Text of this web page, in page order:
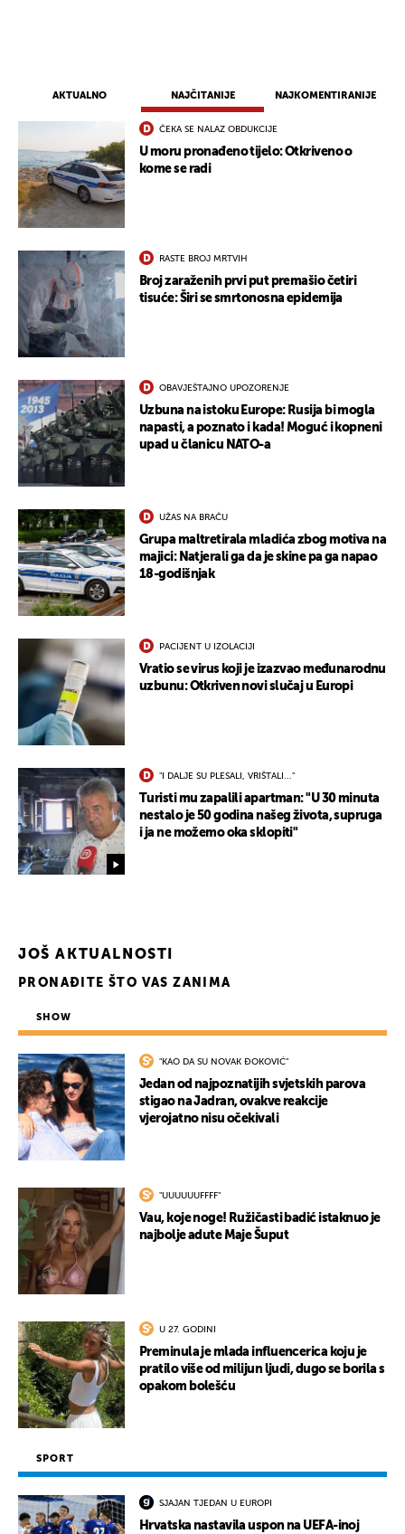
AKTUALNO NAJČITANIJE NAJKOMENTIRANIJE
ČEKA SE NALAZ OBDUKCIJE
U moru pronađeno tijelo: Otkriveno o
kome se radi
RASTE BROJ MRTVIH
Broj zaraženih prvi put premašio četiri
tisuće: Širi se smrtonosna epidemija
OBAVJEŠTAJNO UPOZORENJE
Uzbuna na istoku Europe: Rusija bi mogla
napasti, a poznato i kada! Moguć i kopneni
upad u članicu NATO-a
UŽAS NA BRAČU
Grupa maltretirala mladića zbog motiva na
majici: Natjerali ga da je skine pa ga napao
18-godišnjak
PACIJENT U IZOLACIJI
Vratio se virus koji je izazvao međunarodnu
uzbunu: Otkriven novi slučaj u Europi
"I DALJE SU PLESALI, VRIŠTALI..."
Turisti mu zapalili apartman: "U 30 minuta
nestalo je 50 godina našeg života, supruga
i ja ne možemo oka sklopiti"
JOŠ AKTUALNOSTI
PRONAĐITE ŠTO VAS ZANIMA
SHOW
"KAO DA SU NOVAK ĐOKOVIĆ"
Jedan od najpoznatijih svjetskih parova
stigao na Jadran, ovakve reakcije
vjerojatno nisu očekivali
"UUUUUUFFFF"
Vau, koje noge! Ružičasti badić istaknuo je
najbolje adute Maje Šuput
U 27. GODINI
Preminula je mlada influencerica koju je
pratilo više od milijun ljudi, dugo se borila s
opakom bolešću
SPORT
SJAJAN TJEDAN U EUROPI
Hrvatska nastavila uspon na UEFA-inoj
UKLJUČITE NOTIFIKACIJE